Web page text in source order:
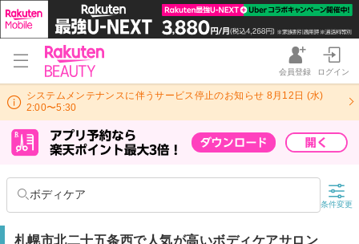
会員登録 ログイン
システムメンテナンスに伴うサービス停止のお知らせ 8月12日 (水)
2:00〜5:30
ボディケア
条件変更
札幌市北二十五条西で人気が高いボディケアサロン